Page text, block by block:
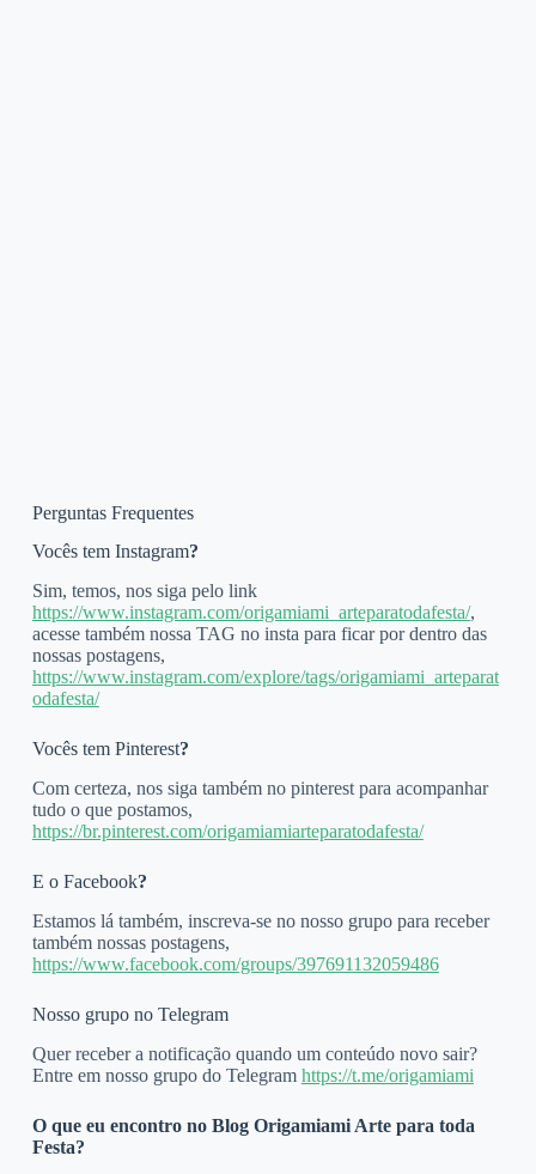
Perguntas Frequentes
Vocês tem Instagram?
Sim, temos, nos siga pelo link
https://www.instagram.com/origamiami_arteparatodafesta/,
acesse também nossa TAG no insta para ficar por dentro das
nossas postagens,
https://www.instagram.com/explore/tags/origamiami_arteparat
odafesta/
Vocês tem Pinterest?
Com certeza, nos siga também no pinterest para acompanhar
tudo o que postamos,
https://br.pinterest.com/origamiamiarteparatodafesta/
E o Facebook?
Estamos lá também, inscreva-se no nosso grupo para receber
também nossas postagens,
https://www.facebook.com/groups/397691132059486
Nosso grupo no Telegram
Quer receber a notificação quando um conteúdo novo sair?
Entre em nosso grupo do Telegram https://t.me/origamiami
O que eu encontro no Blog Origamiami Arte para toda
Festa?